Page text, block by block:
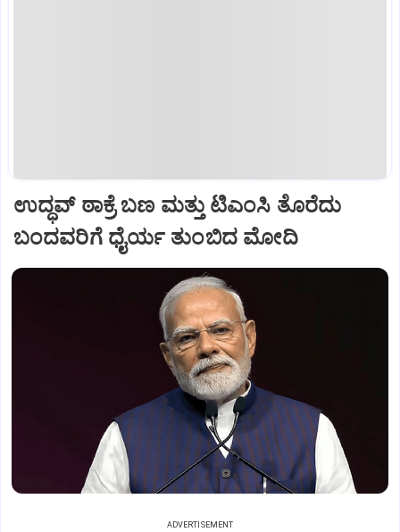
ಉದ್ಧವ್ ಠಾಕ್ರೆ ಬಣ ಮತ್ತು ಟಿಎಂಸಿ ತೊರೆದು
ಬಂದವರಿಗೆ ಧೈರ್ಯ ತುಂಬಿದ ಮೋದಿ
ADVERTISEMENT